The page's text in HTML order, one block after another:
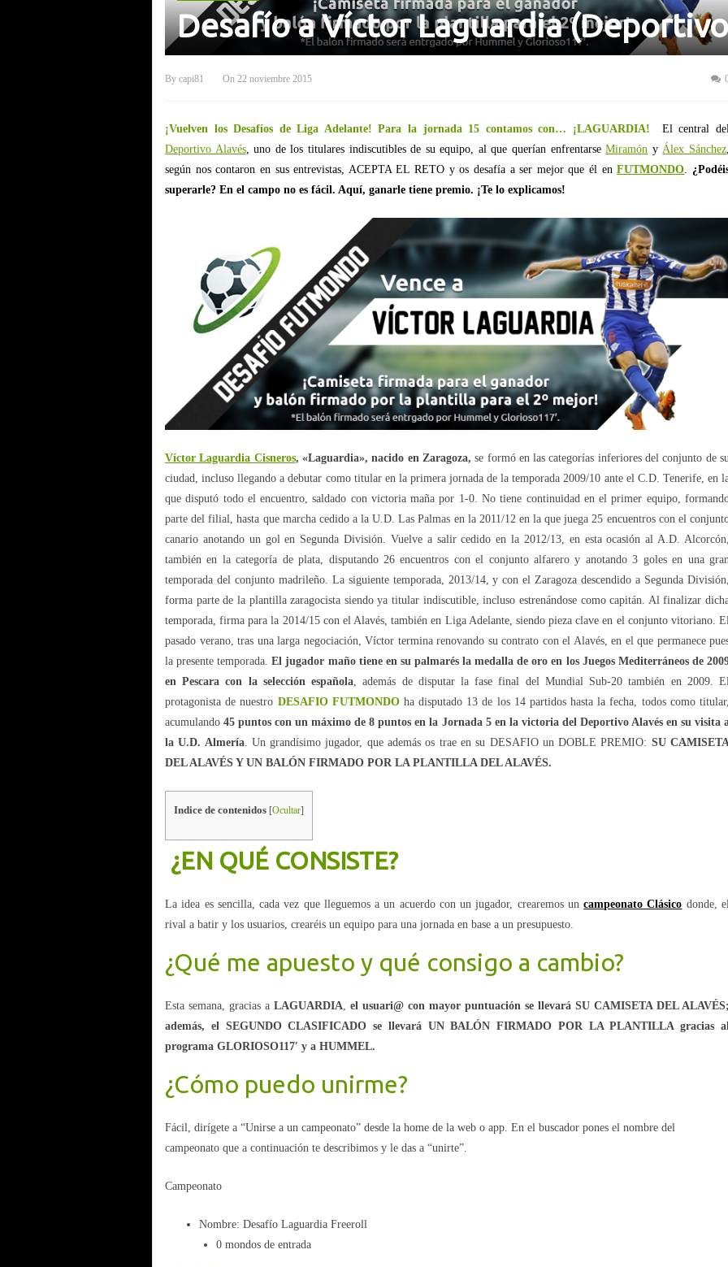
Desafío a Víctor Laguardia
By capi81 On 22 noviembre 2015
¡Vuelven los Desafíos de Liga Adelante! Para la jornada 15 contamos con… ¡LAGUARDIA! El central
Deportivo Alavés, uno de los titulares indiscutibles de su equipo, al que querían enfrentarseMiramón yÁlex Sánchez,
según nos contaron en sus entrevistas, ACEPTA EL RETO y os desafía a ser mejor que él enFUTMONDO.
superarle? En el campo no es fácil. Aquí, ganarle tiene premio. ¡Te lo explicamos!
Víctor Laguardia Cisneros, «Laguardia», nacido en Zaragoza,se formó en las categorías inferiores del conjunto de su
ciudad, incluso llegando a debutar como titular en la primera jornada de la temporada 2009/10 ante el C.D. Tenerife, en
que disputó todo el encuentro, saldado con victoria maña por 1-0. No tiene continuidad en el primer equipo,
parte del filial, hasta que marcha cedido a la U.D. Las Palmas en la 2011/12 en la que juega 25 encuentros con el
canario anotando un gol en Segunda División. Vuelve a salir cedido en la 2012/13, en esta ocasión al A.D. Alcorcón,
también en la categoría de plata, disputando 26 encuentros con el conjunto alfarero y anotando 3 goles en una gran
temporada del conjunto madrileño. La siguiente temporada, 2013/14, y con el Zaragoza descendido a Segunda División,
forma parte de la plantilla zaragocista siendo ya titular indiscutible, incluso estrenándose como capitán. Al finalizar
temporada, firma para la 2014/15 con el Alavés, también en Liga Adelante, siendo pieza clave en el conjunto vitoriano. El
pasado verano, tras una larga negociación, Víctor termina renovando su contrato con el Alavés, en el que permanece
la presente temporada.El jugador maño tiene en su palmarés la medalla de oro en los Juegos Mediterráneos de
en Pescara con la selección española , además de disputar la fase final del Mundial Sub-20 también en 2009. El
protagonista de nuestro DESAFIO FUTMONDO ha disputado 13 de los 14 partidos hasta la fecha, todos como titular,
acumulando45 puntos con un máximo de 8 puntos en la Jornada 5 en la victoria del Deportivo Alavés en su visita
la U.D. Almería. Un grandísimo jugador, que además os trae en su DESAFIO un DOBLE PREMIO: SU CAMISETA
DEL ALAVÉS Y UN BALÓN FIRMADO POR LA PLANTILLA DEL ALAVÉS.
Indice de contenidos [Ocultar]
¿EN QUÉ CONSISTE?
La idea es sencilla, cada vez que lleguemos a un acuerdo con un jugador, crearemos uncampeonato Clásico donde,
rival a batir y los usuarios, crearéis un equipo para una jornada en base a un presupuesto.
¿Qué me apuesto y qué consigo a cambio?
Esta semana, gracias a LAGUARDIA, el usuari@ con mayor puntuación se llevará SU CAMISETA DEL ALAVÉS;
además, el SEGUNDO CLASIFICADO se llevará UN BALÓN FIRMADO POR LA PLANTILLA gracias
programa GLORIOSO117′ y a HUMMEL.
¿Cómo puedo unirme?
Fácil, dirígete a “Unirse a un campeonato” desde la home de la web o app. En el buscador pones el nombre del
campeonato que a continuación te describimos y le das a “unirte”.
Campeonato
Nombre: Desafío Laguardia Freeroll
0 mondos de entrada